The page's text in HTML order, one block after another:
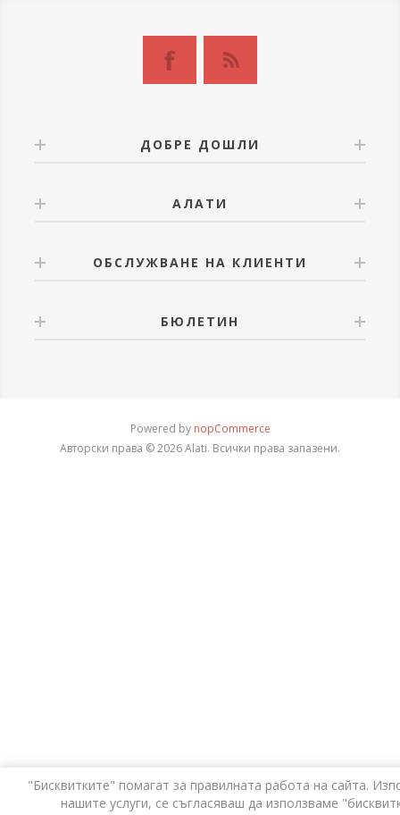
ДОБРЕ ДОШЛИ
АЛАТИ
ОБСЛУЖВАНЕ НА КЛИЕНТИ
БЮЛЕТИН
Powered by nopCommerce
Авторски права © 2026 Alati. Всички права запазени.
"Бисквитките" помагат за правилната работа на сайта.
нашите услуги, се съгласяваш да използваме